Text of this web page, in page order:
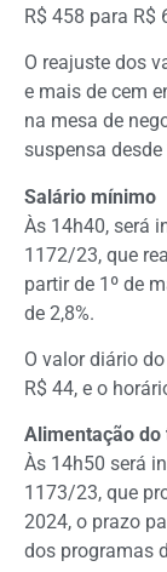
R$ 458 para R$
O reajuste dos
e mais de cem
na mesa de
suspensa desde
Salário mínimo
Às 14h40, será
1172/23, que
partir de 1º de
de 2,8%.
O valor diário
R$ 44, e o
Alimentação
Às 14h50 será
1173/23, que
2024, o prazo
dos programas